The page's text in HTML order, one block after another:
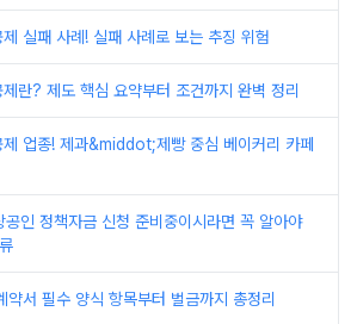
실패 사례! 실패 사례로 보는 추징 위험
란? 제도 핵심 요약부터 조건까지 완벽 정리
제 업종! 제과&middot;제빵 중심 베이커리 카페
인 정책자금 신청 준비중이시라면 꼭 알아야
약서 필수 양식 항목부터 벌금까지 총정리